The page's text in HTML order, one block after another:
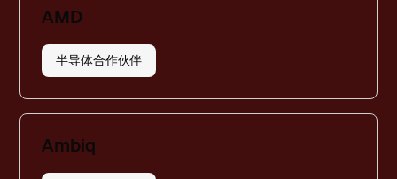
AMD
半导体合作伙伴
Ambiq